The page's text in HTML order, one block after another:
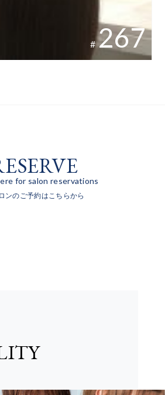
# 267
for salon reservations
ンのご予約はこちらから